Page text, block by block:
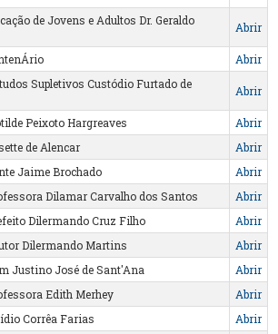
de Jovens e Adultos Dr. Geraldo
Abrir
Abrir
Supletivos Custódio Furtado de
Abrir
Peixoto Hargreaves
Abrir
de Alencar
Abrir
Jaime Brochado
Abrir
Dilamar Carvalho dos Santos
Abrir
Dilermando Cruz Filho
Abrir
Dilermando Martins
Abrir
Justino José de Sant'Ana
Abrir
Edith Merhey
Abrir
Corrêa Farias
Abrir